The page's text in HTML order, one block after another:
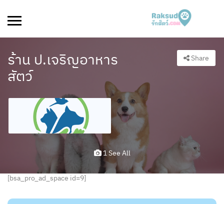
ร้าน ป.เจริญอาหาร
สัตว์
Share
1 See All
[bsa_pro_ad_space id=9]